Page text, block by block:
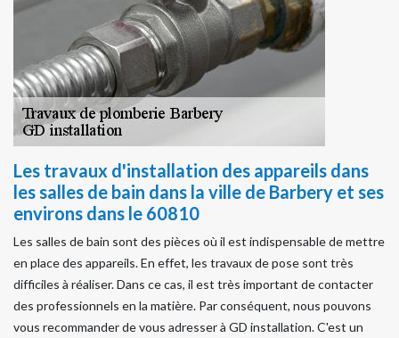
Les travaux d'installation des appareils dans
les salles de bain dans la ville de Barbery et ses
environs dans le 60810
Les salles de bain sont des pièces où il est indispensable de mettre
en place des appareils. En effet, les travaux de pose sont très
difficiles à réaliser. Dans ce cas, il est très important de contacter
des professionnels en la matière. Par conséquent, nous pouvons
vous recommander de vous adresser à GD installation. C'est un